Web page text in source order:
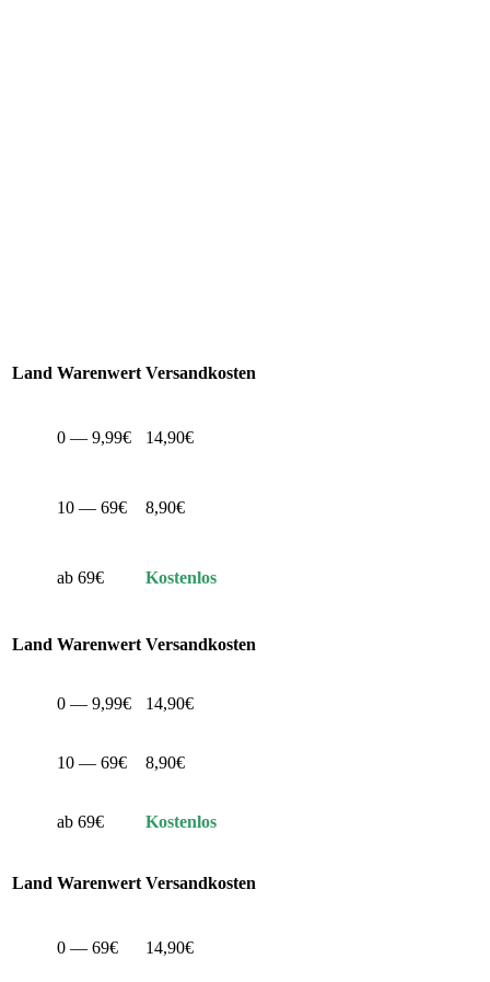
Land Warenwert Versandkosten
0 — 9,99€ 14,90€
10 — 69€ 8,90€
ab 69€ Kostenlos
Land Warenwert Versandkosten
0 — 9,99€ 14,90€
10 — 69€ 8,90€
ab 69€ Kostenlos
Land Warenwert Versandkosten
0 — 69€ 14,90€